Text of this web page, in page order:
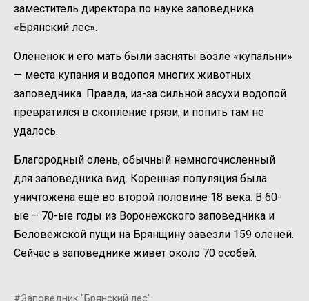
заместитель директора по науке заповедника
«Брянский лес».
Олененок и его мать были засняты возле «купальни»
— места купания и водопоя многих животных
заповедника. Правда, из-за сильной засухи водопой
превратился в скопление грязи, и попить там не
удалось.
Благородный олень, обычный немногочисленный
для заповедника вид. Коренная популяция была
уничтожена ещё во второй половине 18 века. В 60-
ые – 70-ые годы из Воронежского заповедника и
Беловежской пущи на Брянщину завезли 159 оленей.
Сейчас в заповеднике живет около 70 особей.